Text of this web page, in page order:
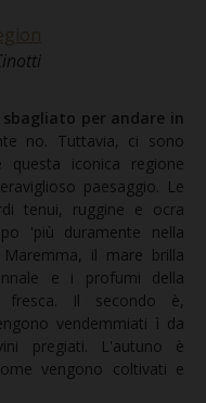
per andare in
no. Tuttavia, ci sono
iconica regione
paesaggio. Le
tenui, ruggine e ocra
'più duramente nella
il mare brilla
e i profumi della
fresca. Il secondo è,
vendemmiati ì da
pregiati. L'autuno è
vengono coltivati e